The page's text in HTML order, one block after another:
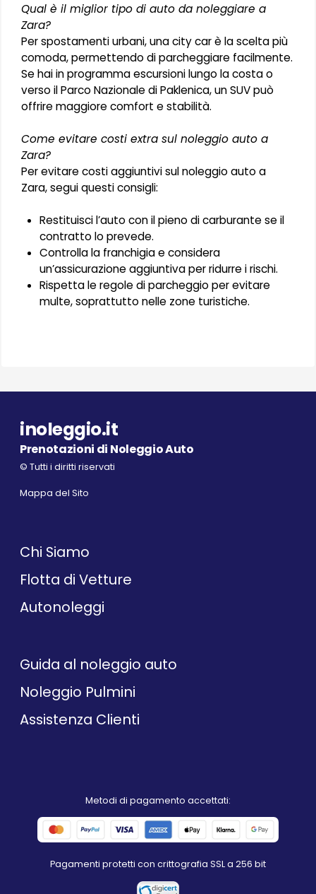
Qual è il miglior tipo di auto da noleggiare a
Zara?
Per spostamenti urbani, una city car è la scelta più
comoda, permettendo di parcheggiare facilmente.
Se hai in programma escursioni lungo la costa o
verso il Parco Nazionale di Paklenica, un SUV può
offrire maggiore comfort e stabilità.
Come evitare costi extra sul noleggio auto a
Zara?
Per evitare costi aggiuntivi sul noleggio auto a
Zara, segui questi consigli:
Restituisci l’auto con il pieno di carburante se il
contratto lo prevede.
Controlla la franchigia e considera
un’assicurazione aggiuntiva per ridurre i rischi.
Rispetta le regole di parcheggio per evitare
multe, soprattutto nelle zone turistiche.
inoleggio.it
Prenotazioni di Noleggio Auto
© Tutti i diritti riservati
Mappa del Sito
Chi Siamo
Flotta di Vetture
Autonoleggi
Guida al noleggio auto
Noleggio Pulmini
Assistenza Clienti
Metodi di pagamento accettati:
Pagamenti protetti con crittografia SSL a 256 bit